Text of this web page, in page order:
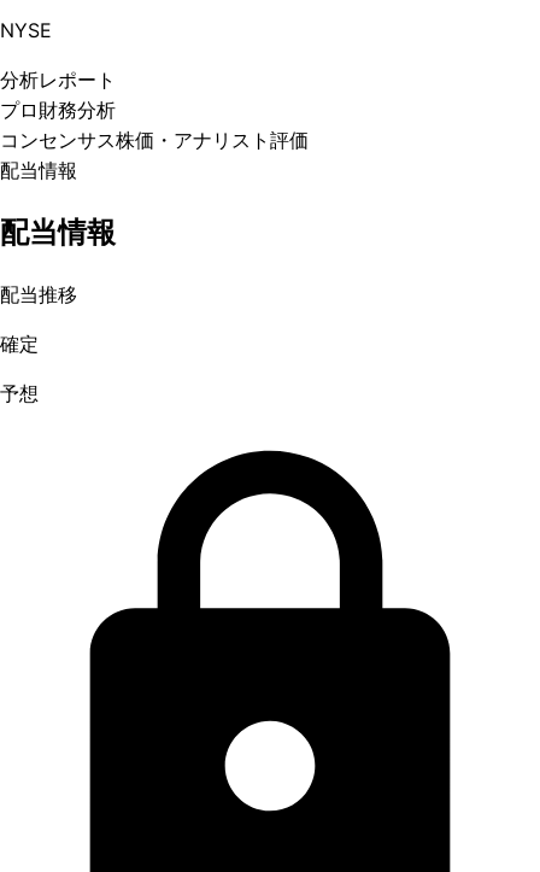
NYSE
分析レポート
プロ 財務分析
コンセンサス株価 ・アナリスト評価
配当情報
配当情報
配当推移
確定
予想